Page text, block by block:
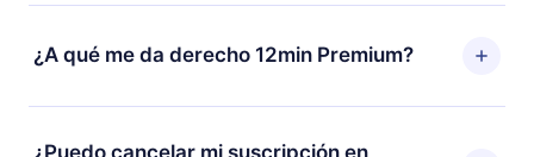
a la compra y solicita el reembolso del valor. Recibirás
Sí, pero el cambio solo se aplicará a partir del próximo
período de facturación. Por ejemplo, si decides
cambiar tu suscripción mensual a anual, después de
¿A qué me da derecho 12min Premium?
12min Premium es un plan que te garantiza acceso a
toda nuestra biblioteca de más de 2500 títulos
¿Puedo cancelar mi suscripción en